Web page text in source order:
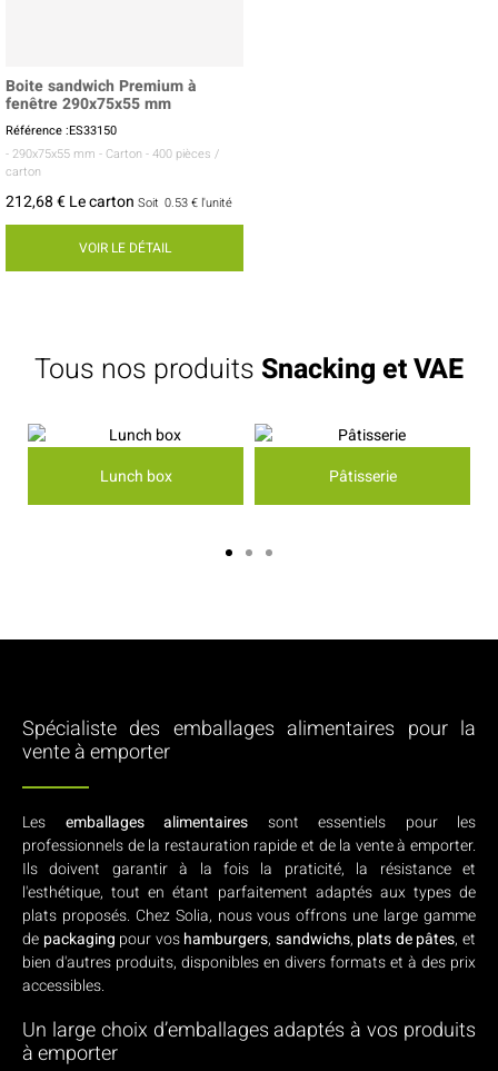
Boite sandwich Premium à
fenêtre 290x75x55 mm
Référence :ES33150
- 290x75x55 mm - Carton - 400 pièces /
carton
212,68 € Le carton Soit 0.53 € l'unité
VOIR LE DÉTAIL
Tous nos produits Snacking et VAE
Lunch box Pâtisserie
Spécialiste des emballages alimentaires pour la
vente à emporter
Les emballages alimentaires sont essentiels pour les
professionnels de la restauration rapide et de la vente à emporter.
Ils doivent garantir à la fois la praticité, la résistance et
l'esthétique, tout en étant parfaitement adaptés aux types de
plats proposés. Chez Solia, nous vous offrons une large gamme
de packaging pour voshamburgers, sandwichs, plats de pâtes, et
bien d'autres produits, disponibles en divers formats et à des prix
accessibles.
Un large choix d’emballages adaptés à vos produits
à emporter